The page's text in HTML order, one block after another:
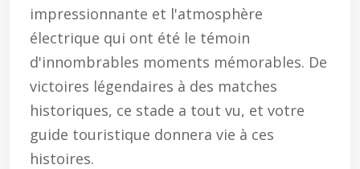
impressionnante et l'atmosphère
électrique qui ont été le témoin
d'innombrables moments mémorables. De
victoires légendaires à des matches
historiques, ce stade a tout vu, et votre
guide touristique donnera vie à ces
histoires.